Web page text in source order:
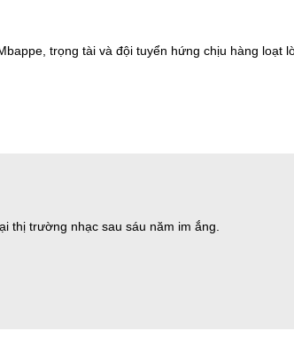
trọng tài và đội tuyển hứng chịu hàng loạt
thị trường nhạc sau sáu năm im ắng.